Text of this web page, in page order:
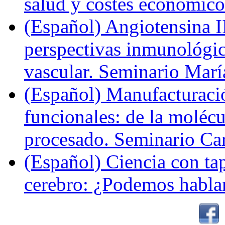
(Español) Angiotensina
perspectivas
vascular. Seminario
(Español)
funcionales: de la
procesado. Seminario
(Español) Ciencia con
cerebro: ¿Podemos